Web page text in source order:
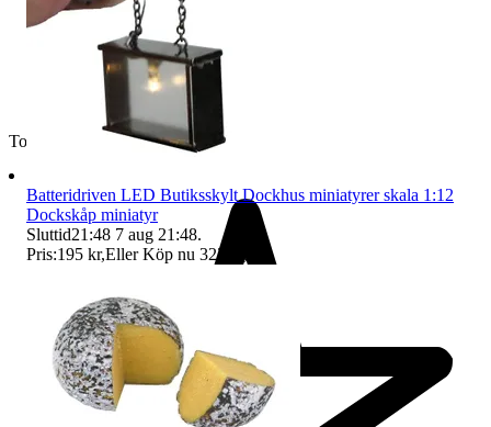
Toppsäljare
Batteridriven LED Butiksskylt Dockhus miniatyrer skala 1:12
Dockskåp miniatyr
Sluttid21:48 7 aug 21:48.
Pris:195 kr,Eller Köp nu 322 kr